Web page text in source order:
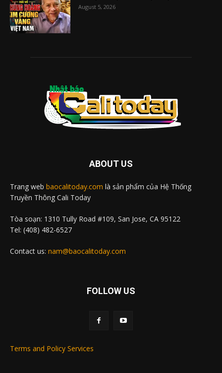
August 5, 2026
ABOUT US
Trang web baocalitoday.com là sản phẩm của Hệ Thống
Truyền Thông Cali Today
Tòa soạn: 1310 Tully Road #109, San Jose, CA 95122
Tel: (408) 482-6527
Contact us: nam@baocalitoday.com
FOLLOW US
Terms and Policy Services